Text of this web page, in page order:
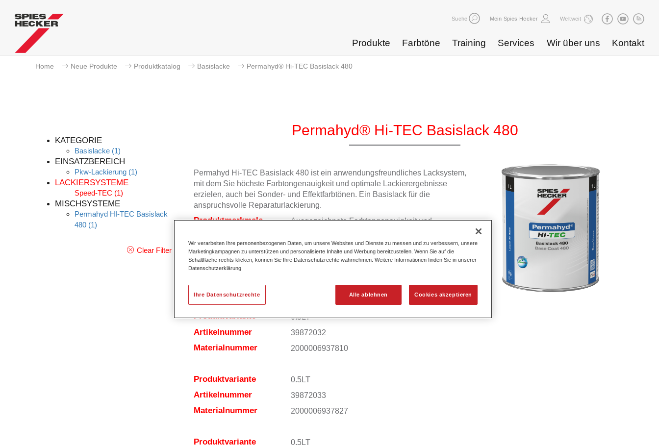
Suche Mein Spies Hecker Weltweit
Produkte Farbtöne Training Services Wir über uns Kontakt
Home Neue Produkte Produktkatalog Basislacke Permahyd® Hi-TEC Basislack 480
KATEGORIE
Basislacke (1)
EINSATZBEREICH
Pkw-Lackierung (1)
LACKIERSYSTEME
Speed-TEC (1)
MISCHSYSTEME
Permahyd HI-TEC Basislack
480 (1)
Clear Filter
Permahyd® Hi-TEC Basislack 480
Permahyd Hi-TEC Basislack 480 ist ein anwendungsfreundliches Lacksystem,
mit dem Sie höchste Farbtongenauigkeit und optimale Lackierergebnisse
erzielen, auch bei Sonder- und Effektfarbtönen. Ein Basislack für die
anspruchsvolle Reparaturlackierung.
Produktmerkmale
Ausgezeichnete Farbtongenauigkeit und
Kurze Prozesszeiten.
Exzellentes Deckvermögen für höchste
Ergiebigkeit.
Variable Anwendungsmöglichkeiten (Innenraum-,
Mehrschicht- und Mehrfarbenlackierungen).
Produktvariante 0.5LT
Artikelnummer 39872032
Materialnummer 2000006937810
Produktvariante 0.5LT
Artikelnummer 39872033
Materialnummer 2000006937827
Produktvariante 0.5LT
Wir verarbeiten Ihre personenbezogenen Daten, um unsere Websites und Dienste zu messen und zu verbessern, unsere
Marketingkampagnen zu unterstützen und personalisierte Inhalte und Werbung bereitzustellen. Wenn Sie auf die
Schaltfläche rechts klicken, können Sie Ihre Datenschutzrechte wahrnehmen. Weitere Informationen finden Sie in unserer
Datenschutzerklärung
Alle ablehnen Cookies akzeptieren
Ihre Datenschutzrechte